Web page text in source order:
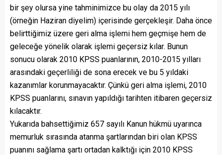
bir şey olursa yine tahminimizce bu olay da 2015 yılı
(örneğin Haziran diyelim) içerisinde gerçekleşir. Daha önce
belirttiğimiz üzere geri alma işlemi hem geçmişe hem de
geleceğe yönelik olarak işlemi geçersiz kılar. Bunun
sonucu olarak 2010 KPSS puanlarının, 2010-2015 yılları
arasındaki geçerliliği de sona erecek ve bu 5 yıldaki
kazanımlar korunmayacaktır. Çünkü geri alma işlemi, 2010
KPSS puanlarını, sınavın yapıldığı tarihten itibaren geçersiz
kılacaktır.
Yukarıda bahsettiğimiz 657 sayılı Kanun hükmü uyarınca
memurluk sırasında atanma şartlarından biri olan KPSS
puanını sağlama şartı ortadan kalktığı için 2010 KPSS